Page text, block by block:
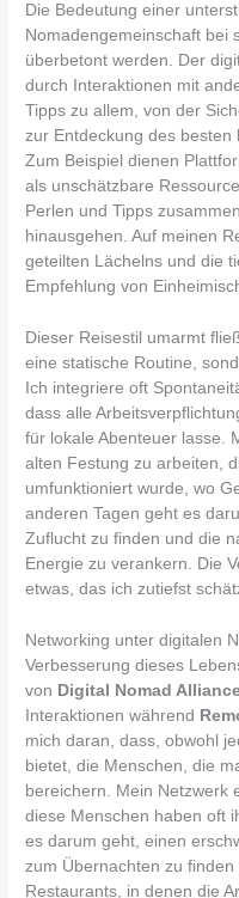
Die Bedeutung einer
Nomadengemeinschaft bei
überbetont werden. Der
durch Interaktionen mit
Tipps zu allem, von der
zur Entdeckung des
Zum Beispiel dienen
als unschätzbare
Perlen und Tipps
hinausgehen. Auf meinen
geteilten Lächelns und die
Empfehlung von
Dieser Reisestil umarmt
eine statische Routine,
Ich integriere oft
dass alle
für lokale Abenteuer lasse.
alten Festung zu arbeiten,
umfunktioniert wurde, wo
anderen Tagen geht es
Zuflucht zu finden und die
Energie zu verankern. Die
etwas, das ich zutiefst
Networking unter digitalen
Verbesserung dieses
von Digital Nomad
Interaktionen während
mich daran, dass, obwohl
bietet, die Menschen, die
bereichern. Mein Netzwerk
diese Menschen haben oft
es darum geht, einen
zum Übernachten zu
Restaurants, in denen die